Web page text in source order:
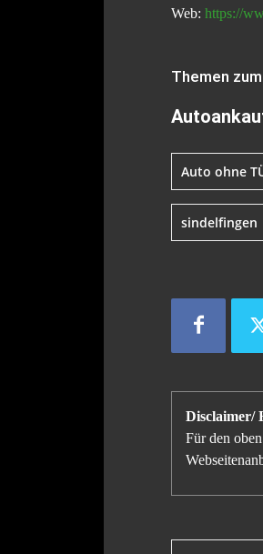
Web: https://
Themen
Auto ohne
sindelfingen
Disclaimer/
Für den